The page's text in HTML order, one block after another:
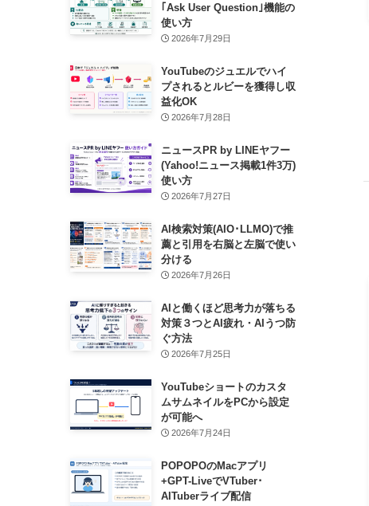
｢Ask User Question｣機能の
使い方
2026年7月29日
YouTubeのジュエルでハイ
プされるとルビーを獲得し収
益化OK
2026年7月28日
ニュースPR by LINEヤフー
(Yahoo!ニュース掲載1件3万)
使い方
2026年7月27日
AI検索対策(AIO･LLMO)で推
薦と引用を右脳と左脳で使い
分ける
2026年7月26日
AIと働くほど思考力が落ちる
対策３つとAI疲れ・AIうつ防
ぐ方法
2026年7月25日
YouTubeショートのカスタ
ムサムネイルをPCから設定
が可能へ
2026年7月24日
POPOPOのMacアプリ
+GPT-LiveでVTuber･
AITuberライブ配信